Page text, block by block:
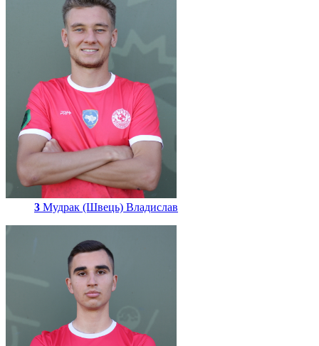
3 Мудрак (Швець) Владислав